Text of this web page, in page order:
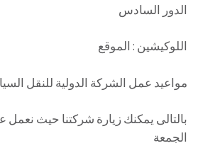
الدور السادس
اللوكيشين : الموقع
مواعيد عمل الشركة الدولية للنقل
بالتالى يمكنك زيارة شركتنا حيث نعمل
الجمعة